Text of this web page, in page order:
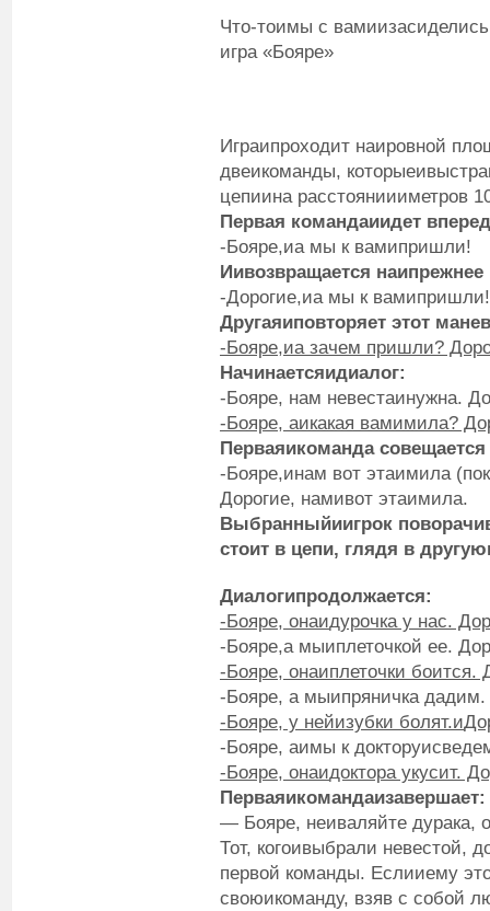
Что-тоимы с
игра «Бояре»
Играипроходит наировной
двеикоманды,
цепиина расстояниииметров
Первая командаиидет
-Бояре,иа мы к вамипришли!
Иивозвращается наипрежнее
-Дорогие,иа мы к вамипришли!
Другаяиповторяет этот
-Бояре,иа зачем пришли?
Начинаетсяидиалог:
-Бояре, нам невестаинужна.
-Бояре, аикакая вамимила?
Перваяикоманда
-Бояре,инам вот этаимила
Дорогие, намивот этаимила.
Выбранныйиигрок
стоит в цепи, глядя в другую
Диалогипродолжается:
-Бояре, онаидурочка у нас.
-Бояре,а мыиплеточкой ее.
-Бояре, онаиплеточки боится.
-Бояре, а мыипряничка
-Бояре, у нейизубки болят.и
-Бояре, аимы к
-Бояре, онаидоктора укусит.
Перваяикомандаизавершает:
— Бояре, неиваляйте дурака,
Тот, когоивыбрали невестой,
первой команды. Еслииему
своюикоманду, взяв с собой